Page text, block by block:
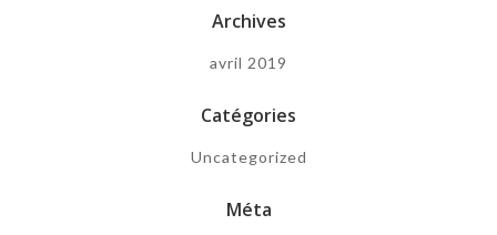
Archives
avril 2019
Catégories
Uncategorized
Méta